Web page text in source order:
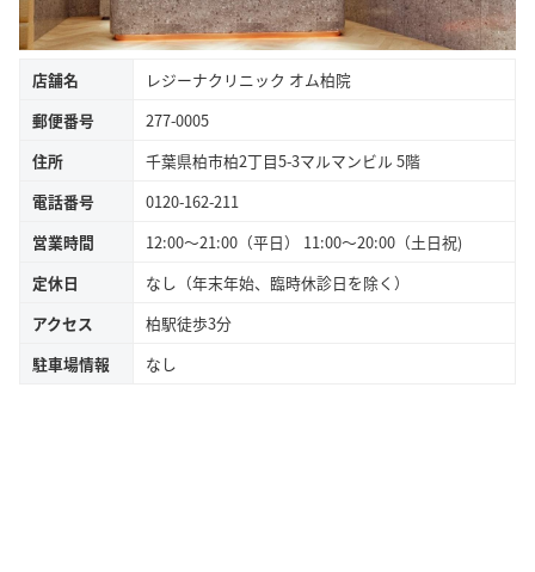
店舗名
レジーナクリニック オム柏院
郵便番号
277-0005
住所
千葉県柏市柏2丁目5-3マルマンビル 5階
電話番号
0120-162-211
営業時間
12:00〜21:00（平日） 11:00～20:00（土日祝)
定休日
なし（年末年始、臨時休診日を除く）
アクセス
柏駅徒歩3分
駐車場情報
なし